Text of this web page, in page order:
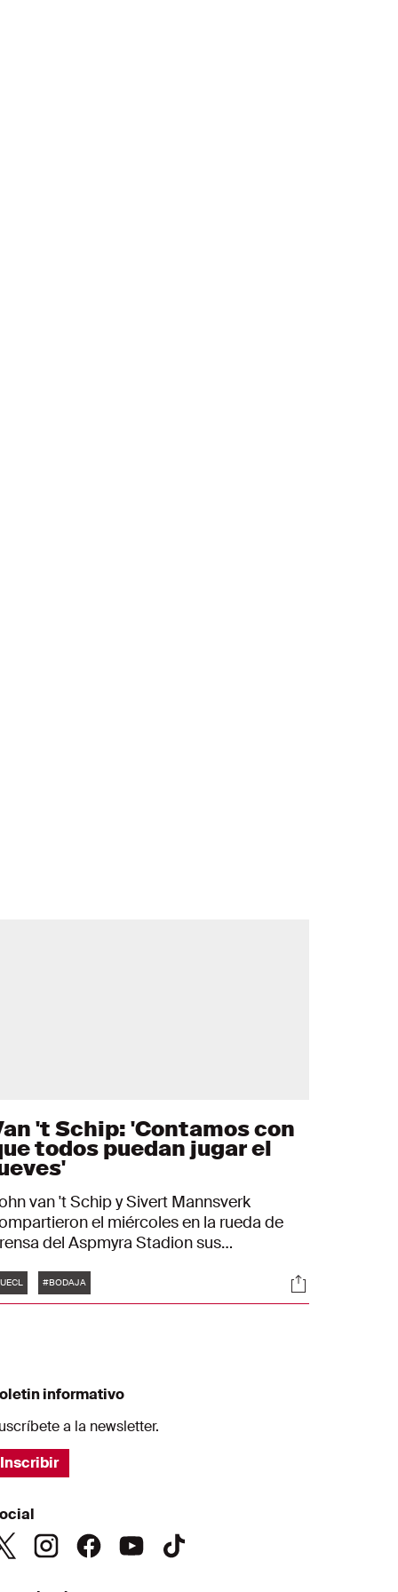
't Schip: 'Contamos con
todos puedan jugar el
van 't Schip y Sivert Mannsverk
el miércoles en la rueda de
del Aspmyra Stadion sus
el Bodø/Glimt. El entrenador fue
sobre el encuentro en la Liga de
#BODAJA Sociales
informativo
a la newsletter.
Inscribir